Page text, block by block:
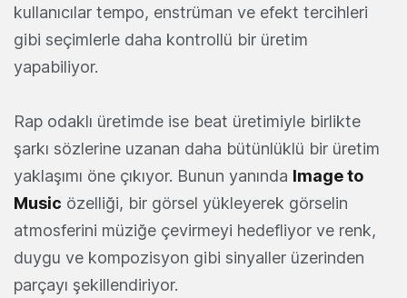
kullanıcılar tempo, enstrüman ve efekt tercihleri
gibi seçimlerle daha kontrollü bir üretim
yapabiliyor.
Rap odaklı üretimde ise beat üretimiyle birlikte
şarkı sözlerine uzanan daha bütünlüklü bir üretim
yaklaşımı öne çıkıyor. Bunun yanında Image to
Music özelliği, bir görsel yükleyerek görselin
atmosferini müziğe çevirmeyi hedefliyor ve renk,
duygu ve kompozisyon gibi sinyaller üzerinden
parçayı şekillendiriyor.